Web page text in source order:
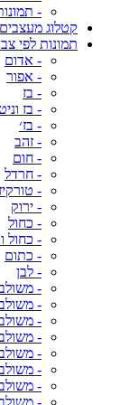
-
קטלוג מעצבים 2026
תמונות לפי
- אדום
- אפור
- בז
- בז
- בז׳
- זהב
- חום
- חרדל
- טורקיז
- ירוק
- כחול
- כחול
- כתום
- לבן
-
-
-
-
-
-
-
-